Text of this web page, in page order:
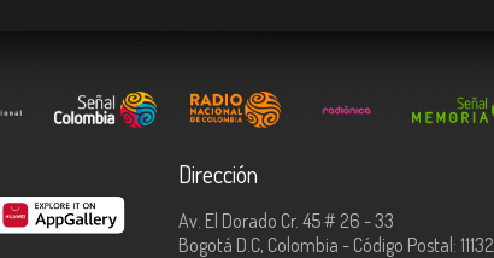
Dirección
Av. El Dorado Cr. 45 # 26 - 33
Bogotá D.C, Colombia - Código Postal: